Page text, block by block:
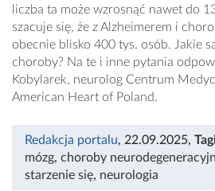
liczba ta może wzrosnąć nawet do
szacuje się, że z Alzheimerem i
obecnie blisko 400 tys. osób. Jakie
choroby? Na te i inne pytania
Kobylarek, neurolog Centrum
American Heart of Poland.
Redakcja portalu, 22.09.2025,
mózg, choroby
starzenie się, neurologia